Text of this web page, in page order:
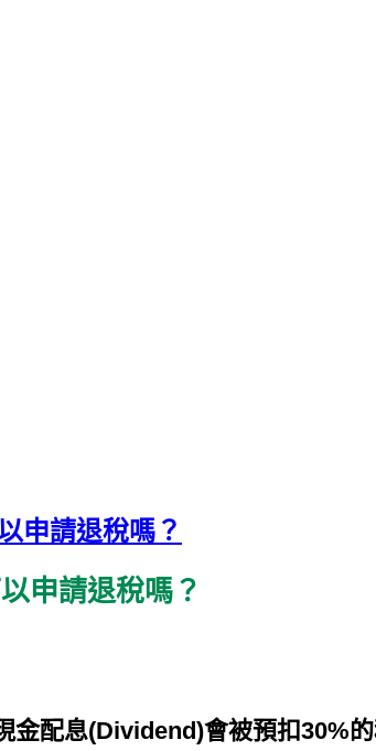
申請退稅嗎？
申請退稅嗎？
金配息(Dividend)會被預扣30%